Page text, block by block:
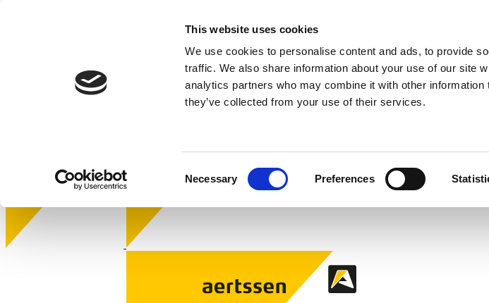
This website uses cookies
We use cookies to personalise content and ads, to provide
traffic. We also share information about your use of our site
analytics partners who may combine it with other information
they’ve collected from your use of their services.
Necessary Preferences